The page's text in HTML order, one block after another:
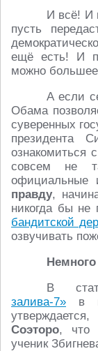
И всё! И
пусть
ещё есть! И
можно
А если
Обама
суверенных
президента
ознакомиться
совсем не
официальные
правду,
никогда бы не
бандитской
озвучивать
В
залива-7» в
Соэторо, что
ученик